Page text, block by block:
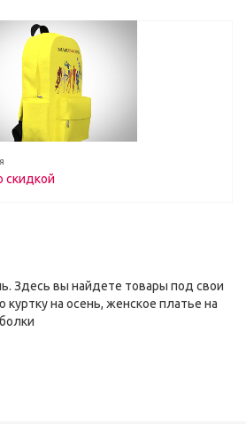
скидкой
Здесь вы найдете товары под свои
на осень, женское платье на